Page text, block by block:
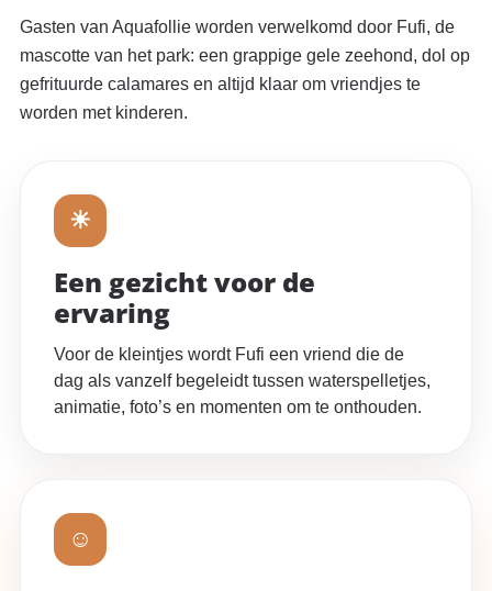
Gasten van Aquafollie worden verwelkomd door Fufi, de
mascotte van het park: een grappige gele zeehond, dol op
gefrituurde calamares en altijd klaar om vriendjes te
worden met kinderen.
☀
Een gezicht voor de
ervaring
Voor de kleintjes wordt Fufi een vriend die de
dag als vanzelf begeleidt tussen waterspelletjes,
animatie, foto’s en momenten om te onthouden.
☺